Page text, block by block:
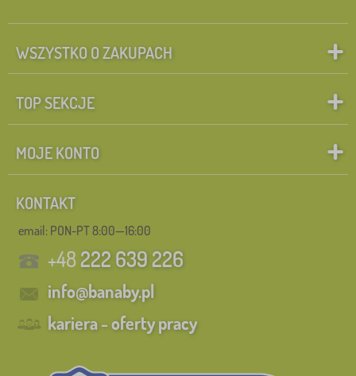
WSZYSTKO O ZAKUPACH
TOP SEKCJE
MOJE KONTO
KONTAKT
email: PON-PT 8:00—16:00
+48222 639 226
info@banaby.pl
kariera - oferty pracy